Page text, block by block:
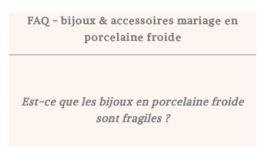
Créoles Rainbow Blanches Épingles à cheveux Stella (x3)
60,00 €
Épingle à cheveux Éclosion
Peigne Empire
50,00 €
Épingle à cheveux Roseraie
(x1)
FAQ - bijoux & accessoires mariage en
porcelaine froide
Est-ce que les bijoux en porcelaine froide
sont fragiles ?